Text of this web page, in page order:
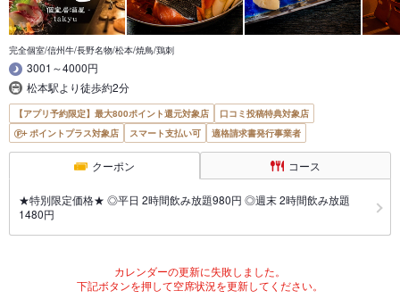
完全個室/信州牛/長野名物/松本/焼鳥/鶏刺
3001～4000円
松本駅より徒歩約2分
【アプリ予約限定】最大800ポイント還元対象店
口コミ投稿特典対象店
ポイントプラス対象店
スマート支払い可 適格請求書発行事業者
クーポン コース
★特別限定価格★ ◎平日 2時間飲み放題980円 ◎週末 2時間飲み放題
1480円
カレンダーの更新に失敗しました。
下記ボタンを押して空席状況を更新してください。